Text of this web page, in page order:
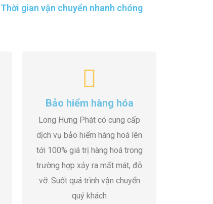
Thời gian vận chuyển nhanh chóng
Bảo hiểm hàng hóa
Long Hưng Phát có cung cấp
dịch vụ bảo hiểm hàng hoá lên
tới 100% giá trị hàng hoá trong
trường hợp xảy ra mất mát, đỗ
vỡ. Suốt quá trình vận chuyển
quý khách